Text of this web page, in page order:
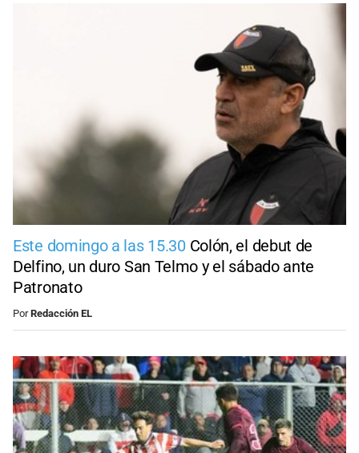
Este domingo a las 15.30 Colón, el debut de
Delfino, un duro San Telmo y el sábado ante
Patronato
PorRedacción EL